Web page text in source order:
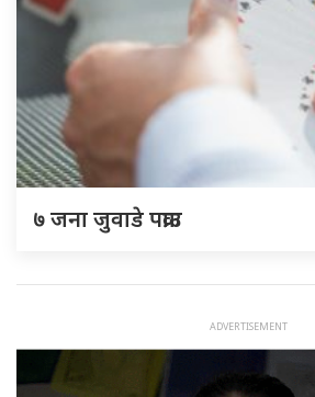
७ जना जुवाडे पक्राउ